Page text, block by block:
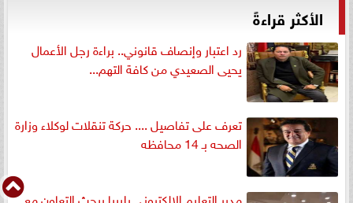
الأكثر قراءةً
رد اعتبار وإنصاف قانوني.. براءة رجل الأعمال
يحيى الصعيدي من كافة التهم...
تعرف على تفاصيل .... حركة تنقلات لوكلاء وزارة
الصحه بـ 14 محافظه
مدير التعليم الإلكتروني بليبيا يبحث التعاون مع